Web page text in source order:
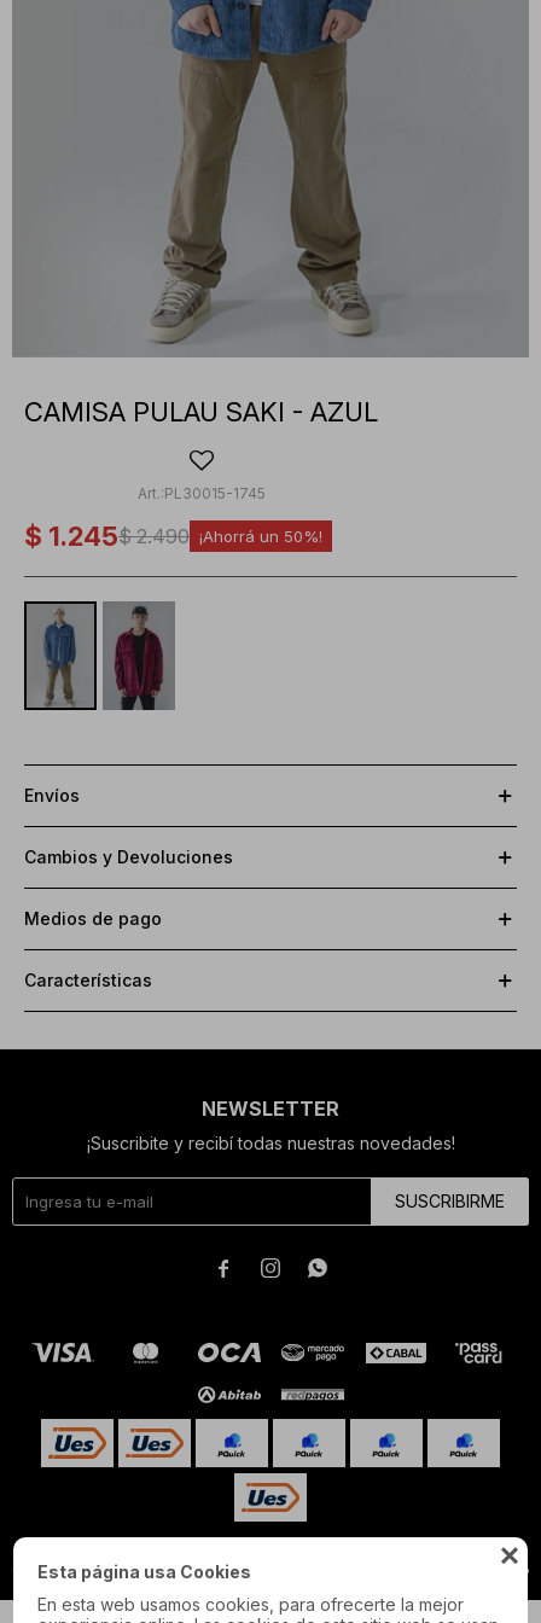

Esta página usa Cookies
En esta web usamos cookies, para ofrecerte la mejor
CAMISA PULAU SAKI - AZUL
PL30015-1745
$ 1.245$ 2.490 50
Envíos
Cambios y Devoluciones
Medios de pago
Características
NEWSLETTER
¡Suscribite y recibí todas nuestras novedades!
SUSCRIBIRME
  
© Copyright 2026 / Pulau